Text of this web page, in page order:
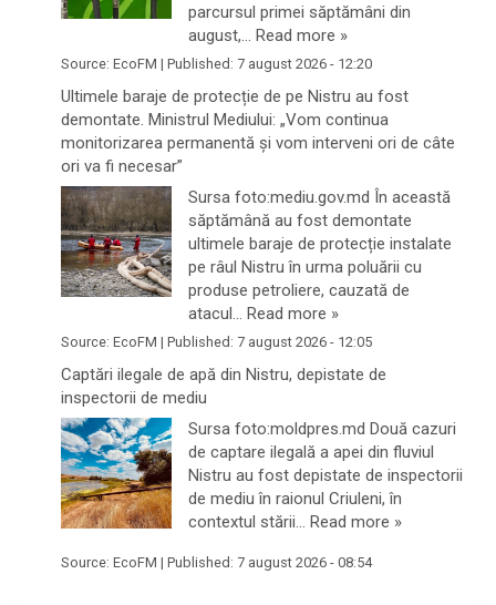
parcursul primei săptămâni din
august,… Read more »
Source: EcoFM | Published: 7 august 2026 - 12:20
Ultimele baraje de protecție de pe Nistru au fost
demontate. Ministrul Mediului: „Vom continua
monitorizarea permanentă și vom interveni ori de câte
ori va fi necesar”
Sursa foto:mediu.gov.md În această
săptămână au fost demontate
ultimele baraje de protecție instalate
pe râul Nistru în urma poluării cu
produse petroliere, cauzată de
atacul… Read more »
Source: EcoFM | Published: 7 august 2026 - 12:05
Captări ilegale de apă din Nistru, depistate de
inspectorii de mediu
Sursa foto:moldpres.md Două cazuri
de captare ilegală a apei din fluviul
Nistru au fost depistate de inspectorii
de mediu în raionul Criuleni, în
contextul stării… Read more »
Source: EcoFM | Published: 7 august 2026 - 08:54